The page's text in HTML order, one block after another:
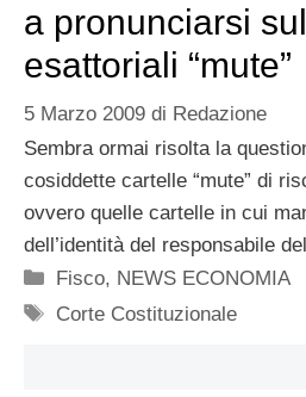
a pronunciarsi
esattoriali “mute”
5 Marzo 2009 di Redazione
Sembra ormai risolta la
cosiddette cartelle “mute” di
ovvero quelle cartelle in cui
dell’identità del responsabile
Categorie
Fisco, NEWS ECONOMIA
Tag
Corte Costituzionale